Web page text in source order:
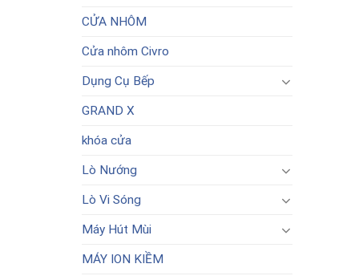
CỬA NHÔM
Cửa nhôm Civro
Dụng Cụ Bếp
GRAND X
khóa cửa
Lò Nướng
Lò Vi Sóng
Máy Hút Mùi
MÁY ION KIỀM